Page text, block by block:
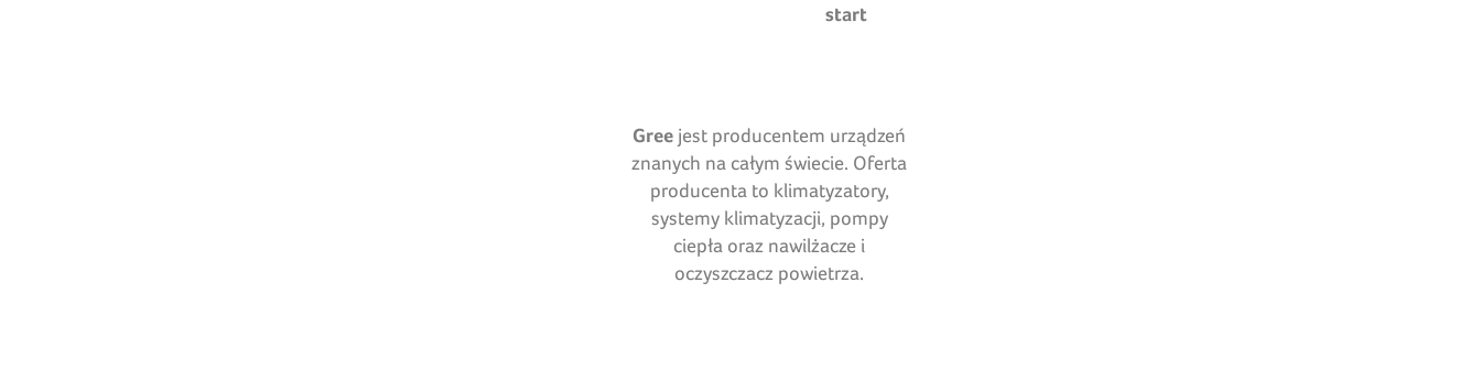
start
Gree jest producentem urządzeń
znanych na całym świecie. Oferta
producenta to klimatyzatory,
systemy klimatyzacji, pompy
ciepła oraz nawilżacze i
oczyszczacz powietrza.